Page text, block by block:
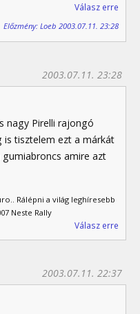
Válasz erre
Előzmény: Loeb 2003.07.11. 23:28
2003.07.11. 23:28
nagy Pirelli rajongó
tisztelem ezt a márkát
amire azt
Rálépni a világ leghíresebb
Neste Rally
Válasz erre
2003.07.11. 22:37